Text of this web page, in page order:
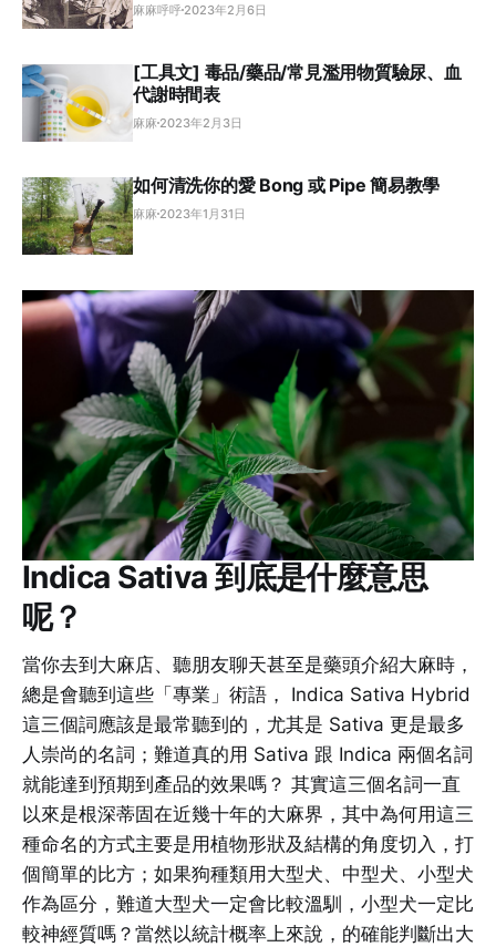
麻麻呼呼 2023年2月6日
[工具文] 毒品/藥品/常見濫用物質驗尿、血
代謝時間表
麻麻 2023年2月3日
如何清洗你的愛 Bong 或 Pipe 簡易教學
麻麻 2023年1月31日
Indica Sativa 到底是什麼意思
呢？
當你去到大麻店、聽朋友聊天甚至是藥頭介紹大麻時，
總是會聽到這些「專業」術語， Indica Sativa Hybrid
這三個詞應該是最常聽到的，尤其是 Sativa 更是最多
人崇尚的名詞；難道真的用 Sativa 跟 Indica 兩個名詞
就能達到預期到產品的效果嗎？ 其實這三個名詞一直
以來是根深蒂固在近幾十年的大麻界，其中為何用這三
種命名的方式主要是用植物形狀及結構的角度切入，打
個簡單的比方；如果狗種類用大型犬、中型犬、小型犬
作為區分，難道大型犬一定會比較溫馴，小型犬一定比
較神經質嗎？當然以統計概率上來說，的確能判斷出大